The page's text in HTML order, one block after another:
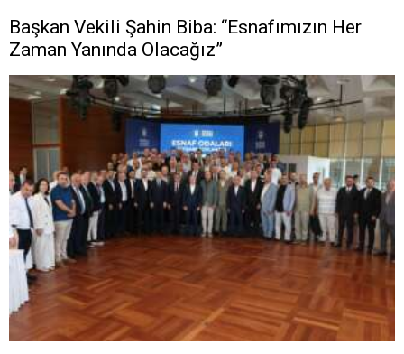
Başkan Vekili Şahin Biba: “Esnafımızın Her
Zaman Yanında Olacağız”